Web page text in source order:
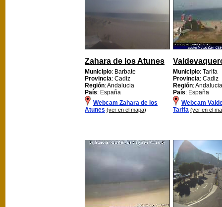
Zahara de los Atunes
Municipio: Barbate
Provincia: Cadiz
Región: Andalucia
País: España
Webcam Zahara de los
Atunes (ver en el mapa)
Municipio: Tarifa
Provincia: Cadiz
Región: Andalucia
País: España
Webcam
Tarifa (ver en el